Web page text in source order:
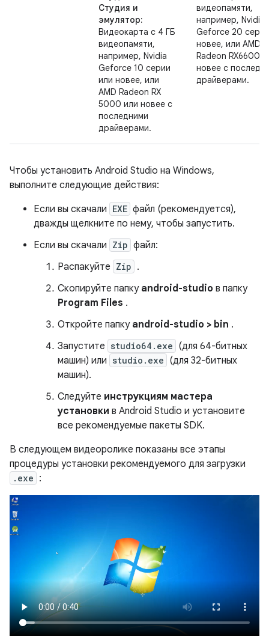
Студия и
эмулятор:
Видеокарта с 4 ГБ
видеопамяти,
например, Nvidia
Geforce 10 серии
или новее, или
AMD Radeon RX
5000 или новее с
последними
драйверами.
видеопамяти,
например, Nvidia
Geforce 20
новее, или AMD
Radeon RX6600
новее с
драйверами.
Чтобы установить Android Studio на Windows,
выполните следующие действия:
Если вы скачали EXE файл (рекомендуется),
дважды щелкните по нему, чтобы запустить.
Если вы скачали Zip файл:
Распакуйте Zip .
Скопируйте папку android-studio в папку
Program Files .
Откройте папку android-studio > bin .
Запустите studio64.exe (для 64-битных
машин) или studio.exe (для 32-битных
машин).
Следуйте инструкциям мастера
установки в Android Studio и установите
все рекомендуемые пакеты SDK.
В следующем видеоролике показаны все этапы
процедуры установки рекомендуемого для загрузки
.exe :